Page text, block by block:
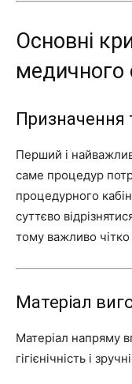
Основні
медичного
Призначення
Перший і
саме процедур
процедурного
суттєво
тому важливо чітко
Матеріал
Матеріал напряму
гігієнічність і